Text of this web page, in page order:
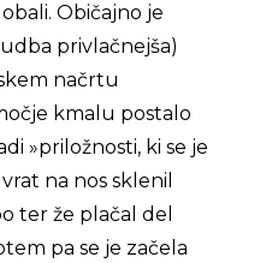
Običajno je
privlačnejša)
načrtu
kmalu postalo
»priložnosti, ki se je
na nos sklenil
ter že plačal del
pa se je začela